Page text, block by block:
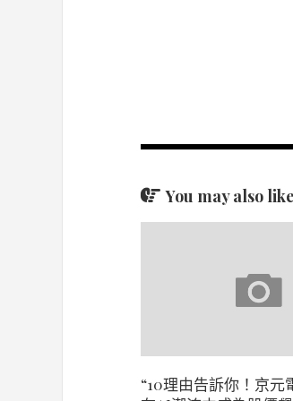
You may also
“10理由告訴你！京元